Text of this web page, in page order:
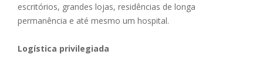
escritórios, grandes lojas, residências de longa
permanência e até mesmo um hospital.
Logística privilegiada